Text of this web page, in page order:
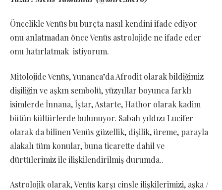
Öncelikle Venüs bu burçta nasıl kendini ifade ediyor
onu anlatmadan önce Venüs astrolojide ne ifade eder
onu hatırlatmak istiyorum.
Mitolojide Venüs, Yunanca’da Afrodit olarak bildiğimiz
dişiliğin ve aşkın sembolü, yüzyıllar boyunca farklı
isimlerde İnnana, İştar, Astarte, Hathor olarak kadim
bütün kültürlerde bulunuyor. Sabah yıldızı Lucifer
olarak da bilinen Venüs güzellik, dişilik, üreme, parayla
alakalı tüm konular, buna ticarette dahil ve
dürtülerimiz ile ilişkilendirilmiş durumda..
Astrolojik olarak, Venüs karşı cinsle ilişkilerimizi, aşka /